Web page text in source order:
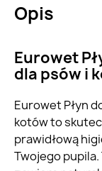
Opis
Eurowet
dla psów i
Eurowet Płyn
kotów to
prawidłową
Twojego